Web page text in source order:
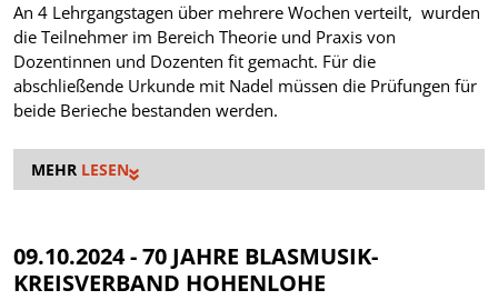
An 4 Lehrgangstagen über mehrere Wochen verteilt, wurden
die Teilnehmer im Bereich Theorie und Praxis von
Dozentinnen und Dozenten fit gemacht. Für die
abschließende Urkunde mit Nadel müssen die Prüfungen für
beide Berieche bestanden werden.
LESEN
09.10.2024 - 70 JAHRE BLASMUSIK-
KREISVERBAND HOHENLOHE